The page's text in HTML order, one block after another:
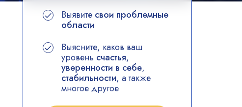
Выявите свои проблемные
области
Выясните, каков ваш
уровень счастья,
уверенности в себе,
стабильности, а также
многое другое